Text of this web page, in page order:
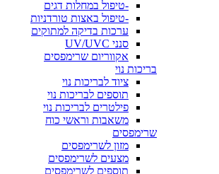
-טיפול במחלות דגים
-טיפול באצות טורדניות
ערכות בדיקה למתוקים
סנני UV/UVC
אקווריום שרימפסים
בריכות נוי
ציוד לבריכות נוי
תוספים לבריכות נוי
פילטרים לבריכות נוי
משאבות וראשי כוח
שרימפסים
מזון לשרימפסים
מצעים לשרימפסים
תוספים לשרימפסים